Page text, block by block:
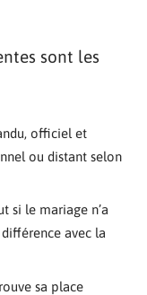
sont les
officiel et
ou distant selon
si le mariage n’a
avec la
sa place